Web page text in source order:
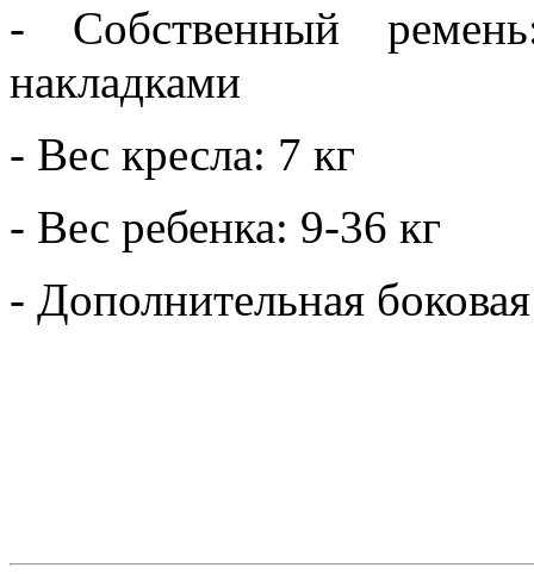
- Собственный
накладками
- Вес кресла: 7 кг
- Вес ребенка: 9-36 кг
- Дополнительная